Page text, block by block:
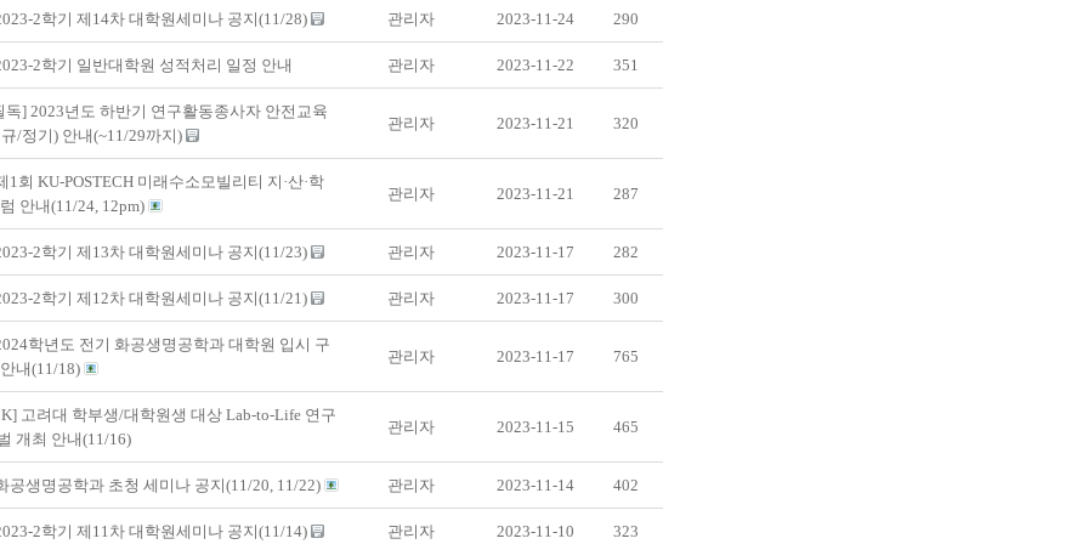
2학기 제14차 대학원세미나 공지(11/28) 관리자 2023-11-24 290
2학기 일반대학원 성적처리 일정 안내 관리자 2023-11-22 351
독] 2023년도 하반기 연구활동종사자 안전교육
/정기) 안내(~11/29까지)
관리자 2023-11-21 320
1회 KU-POSTECH 미래수소모빌리티 지·산·학
안내(11/24, 12pm)
관리자 2023-11-21 287
2학기 제13차 대학원세미나 공지(11/23) 관리자 2023-11-17 282
2학기 제12차 대학원세미나 공지(11/21) 관리자 2023-11-17 300
학년도 전기 화공생명공학과 대학원 입시 구
내(11/18)
관리자 2023-11-17 765
고려대 학부생/대학원생 대상 Lab-to-Life 연구
개최 안내(11/16)
관리자 2023-11-15 465
공생명공학과 초청 세미나 공지(11/20, 11/22) 관리자 2023-11-14 402
2학기 제11차 대학원세미나 공지(11/14) 관리자 2023-11-10 323